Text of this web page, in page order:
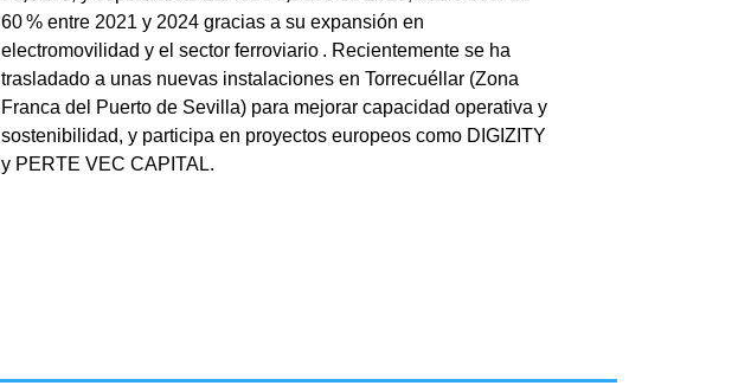
60 % entre 2021 y 2024 gracias a su expansión en
electromovilidad y el sector ferroviario . Recientemente se ha
trasladado a unas nuevas instalaciones en Torrecuéllar (Zona
Franca del Puerto de Sevilla) para mejorar capacidad operativa y
sostenibilidad, y participa en proyectos europeos como DIGIZITY
y PERTE VEC CAPITAL.